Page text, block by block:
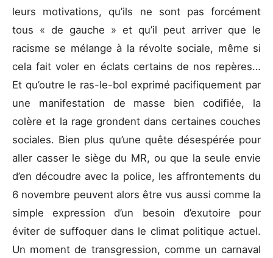
leurs motivations, qu’ils ne sont pas forcément
tous « de gauche » et qu’il peut arriver que le
racisme se mélange à la révolte sociale, même si
cela fait voler en éclats certains de nos repères…
Et qu’outre le ras-le-bol exprimé pacifiquement par
une manifestation de masse bien codifiée, la
colère et la rage grondent dans certaines couches
sociales. Bien plus qu’une quête désespérée pour
aller casser le siège du MR, ou que la seule envie
d’en découdre avec la police, les affrontements du
6 novembre peuvent alors être vus aussi comme la
simple expression d’un besoin d’exutoire pour
éviter de suffoquer dans le climat politique actuel.
Un moment de transgression, comme un carnaval